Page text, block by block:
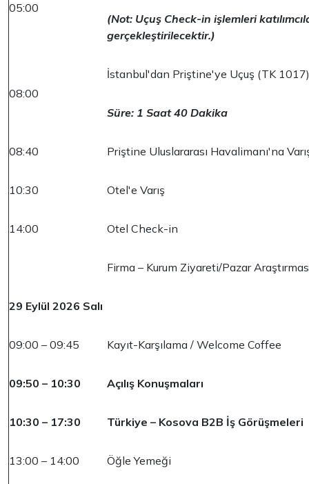
05:00
(Not: Uçuş Check-in işlemleri
gerçekleştirilecektir.)
08:00
İstanbul'dan Priştine'ye Uçuş (TK 1017)
Süre: 1 Saat 40 Dakika
08:40 Priştine Uluslararası Havalimanı'na
10:30 Otel'e Varış
14:00 Otel Check-in
Firma – Kurum Ziyareti/Pazar
29 Eylül 2026 Salı
09:00 – 09:45 Kayıt-Karşılama / Welcome Coffee
09:50 – 10:30 Açılış Konuşmaları
10:30 – 17:30 Türkiye – Kosova B2B İş Görüşmeleri
13:00 – 14:00 Öğle Yemeği